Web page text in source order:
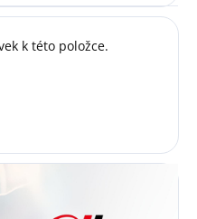
k této položce.